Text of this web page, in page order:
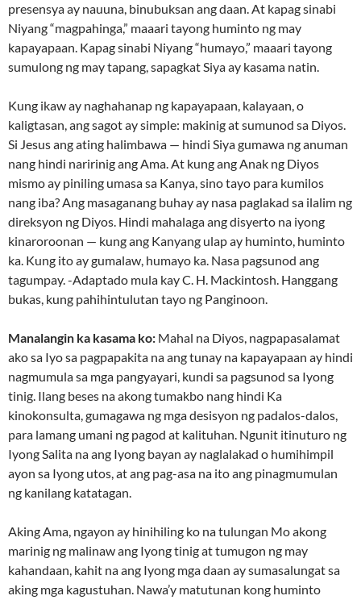
presensya ay nauuna, binubuksan ang daan. At kapag sinabi
Niyang “magpahinga,” maaari tayong huminto ng may
kapayapaan. Kapag sinabi Niyang “humayo,” maaari tayong
sumulong ng may tapang, sapagkat Siya ay kasama natin.
Kung ikaw ay naghahanap ng kapayapaan, kalayaan, o
kaligtasan, ang sagot ay simple: makinig at sumunod sa Diyos.
Si Jesus ang ating halimbawa — hindi Siya gumawa ng anuman
nang hindi naririnig ang Ama. At kung ang Anak ng Diyos
mismo ay piniling umasa sa Kanya, sino tayo para kumilos
nang iba? Ang masaganang buhay ay nasa paglakad sa ilalim ng
direksyon ng Diyos. Hindi mahalaga ang disyerto na iyong
kinaroroonan — kung ang Kanyang ulap ay huminto, huminto
ka. Kung ito ay gumalaw, humayo ka. Nasa pagsunod ang
tagumpay. -Adaptado mula kay C. H. Mackintosh. Hanggang
bukas, kung pahihintulutan tayo ng Panginoon.
Manalangin ka kasama ko: Mahal na Diyos, nagpapasalamat
ako sa Iyo sa pagpapakita na ang tunay na kapayapaan ay hindi
nagmumula sa mga pangyayari, kundi sa pagsunod sa Iyong
tinig. Ilang beses na akong tumakbo nang hindi Ka
kinokonsulta, gumagawa ng mga desisyon ng padalos-dalos,
para lamang umani ng pagod at kalituhan. Ngunit itinuturo ng
Iyong Salita na ang Iyong bayan ay naglalakad o humihimpil
ayon sa Iyong utos, at ang pag-asa na ito ang pinagmumulan
ng kanilang katatagan.
Aking Ama, ngayon ay hinihiling ko na tulungan Mo akong
marinig ng malinaw ang Iyong tinig at tumugon ng may
kahandaan, kahit na ang Iyong mga daan ay sumasalungat sa
aking mga kagustuhan. Nawa’y matutunan kong huminto